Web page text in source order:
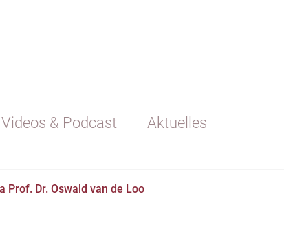
Videos & Podcast
Aktuelles
Prof. Dr. Oswald van de Loo